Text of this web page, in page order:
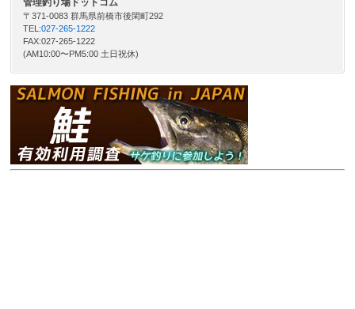
〒371-0083 群馬県前橋市後閑町292
TEL:027-265-1222
FAX:027-265-1222
(AM10:00〜PM5:00 土日祝休)